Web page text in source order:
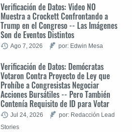
Verificación de Datos: Video NO
Muestra a Crockett Confrontando a
Trump en el Congreso -- Las Imágenes
Son de Eventos Distintos
Ago 7, 2026 por: Edwin Mesa
Verificación de Datos: Demócratas
Votaron Contra Proyecto de Ley que
Prohíbe a Congresistas Negociar
Acciones Bursátiles -- Pero También
Contenía Requisito de ID para Votar
Jul 24, 2026
por: Redacción Lead
Stories